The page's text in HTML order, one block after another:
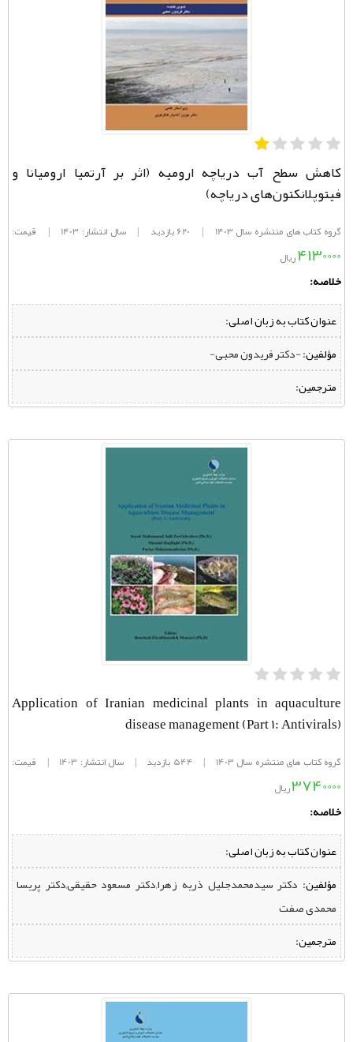
کاهش سطح آب دریاچه ارومیه (اثر بر آرتمیا ارومیانا و
فیتوپلانکتون‌های دریاچه)
گروه کتاب های منتشره سال 1403 | 620 بازدید | سال انتشار: 1403 | قیمت:
4130000ریال
خلاصه:
عنوان کتاب به زبان اصلی:
مؤلفین:‌ -دکتر فریدون محبی-
مترجمین:
Application of Iranian medicinal plants in aquaculture
disease management (Part 1: Antivirals)
گروه کتاب های منتشره سال 1403 | 544 بازدید | سال انتشار: 1403 | قیمت:
3740000ریال
خلاصه:
عنوان کتاب به زبان اصلی:
مؤلفین: ‌ دکتر سیدمحمدجلیل ذریه زهرا,دکتر مسعود حقیقی,دکتر پریسا
محمدی صفت
مترجمین: